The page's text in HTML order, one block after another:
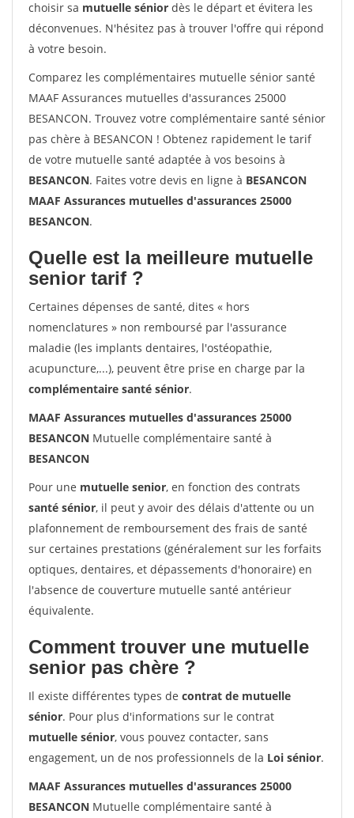
choisir sa mutuelle sénior dès le départ et évitera les
déconvenues. N'hésitez pas à trouver l'offre qui répond
à votre besoin.
Comparez les complémentaires mutuelle sénior santé
MAAF Assurances mutuelles d'assurances 25000
BESANCON. Trouvez votre complémentaire santé sénior
pas chère à BESANCON ! Obtenez rapidement le tarif
de votre mutuelle santé adaptée à vos besoins à
BESANCON. Faites votre devis en ligne à BESANCON
MAAF Assurances mutuelles d'assurances 25000
BESANCON.
Quelle est la meilleure mutuelle
senior tarif ?
Certaines dépenses de santé, dites « hors
nomenclatures » non remboursé par l'assurance
maladie (les implants dentaires, l'ostéopathie,
acupuncture,...), peuvent être prise en charge par la
complémentaire santé sénior.
MAAF Assurances mutuelles d'assurances 25000
BESANCON Mutuelle complémentaire santé à
BESANCON
Pour une mutuelle senior, en fonction des contrats
santé sénior, il peut y avoir des délais d'attente ou un
plafonnement de remboursement des frais de santé
sur certaines prestations (généralement sur les forfaits
optiques, dentaires, et dépassements d'honoraire) en
l'absence de couverture mutuelle santé antérieur
équivalente.
Comment trouver une mutuelle
senior pas chère ?
Il existe différentes types de contrat de mutuelle
sénior. Pour plus d'informations sur le contrat
mutuelle sénior, vous pouvez contacter, sans
engagement, un de nos professionnels de la Loi sénior.
MAAF Assurances mutuelles d'assurances 25000
BESANCON Mutuelle complémentaire santé à